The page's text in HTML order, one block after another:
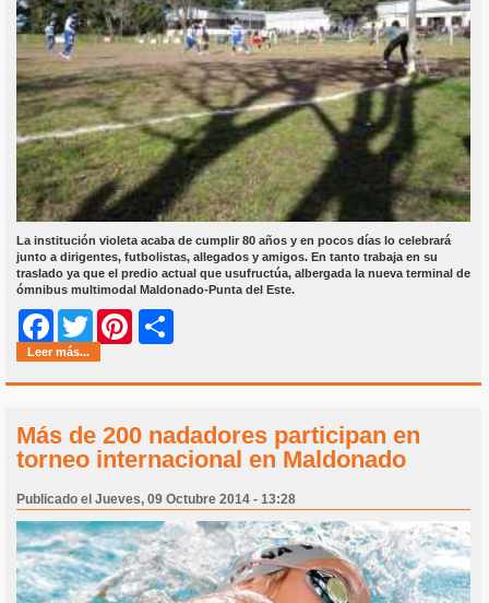
La institución violeta acaba de cumplir 80 años y en pocos días lo celebrará
junto a dirigentes, futbolistas, allegados y amigos. En tanto trabaja en su
traslado ya que el predio actual que usufructúa, albergada la nueva terminal de
ómnibus multimodal Maldonado-Punta del Este.
Facebook
Twitter Pinterest
Leer más...
Más de 200 nadadores participan en
torneo internacional en Maldonado
Publicado el Jueves, 09 Octubre 2014 - 13:28